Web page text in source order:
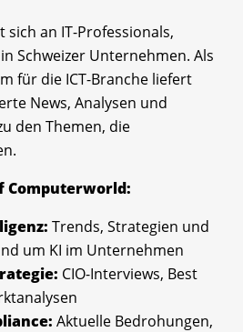
sich an IT-Professionals,
Schweizer Unternehmen. Als
für die ICT-Branche liefert
News, Analysen und
den Themen, die
Computerworld:
Trends, Strategien und
um KI im Unternehmen
CIO-Interviews, Best
Aktuelle Bedrohungen,